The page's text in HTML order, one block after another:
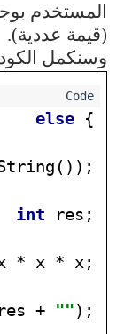
المستخدم
(قيمة عددية).
وسنكمل
else {
int res;
* x * x;
+ "");